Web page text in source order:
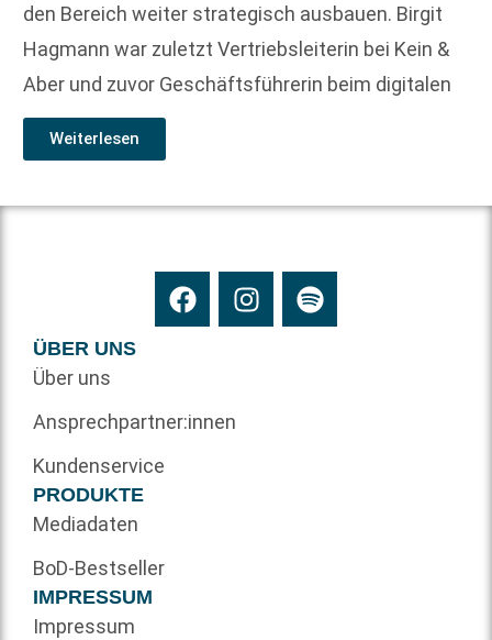
den Bereich weiter strategisch ausbauen. Birgit
Hagmann war zuletzt Vertriebsleiterin bei Kein &
Aber und zuvor Geschäftsführerin beim digitalen
Weiterlesen
ÜBER UNS
Über uns
Ansprechpartner:innen
Kundenservice
PRODUKTE
Mediadaten
BoD-Bestseller
IMPRESSUM
Impressum